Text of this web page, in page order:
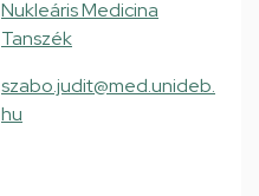
Nukleáris Medicina
Tanszék
szabo.judit@med.unideb.
hu